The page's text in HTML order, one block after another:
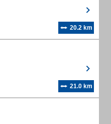
20.2 km
21.0 km